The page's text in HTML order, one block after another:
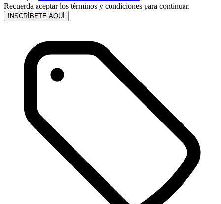
Recuerda aceptar los términos y condiciones para continuar.
INSCRÍBETE AQUÍ